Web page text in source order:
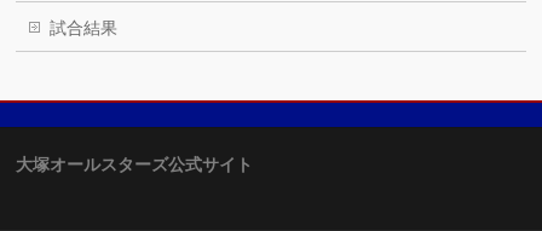
試合結果
大塚オールスターズ公式サイト